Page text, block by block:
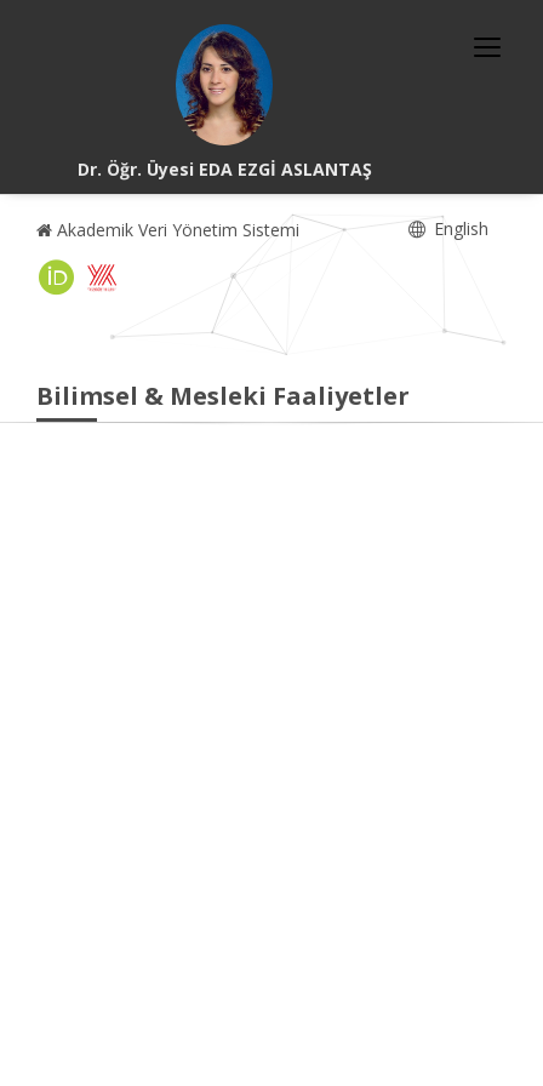
Dr. Öğr. Üyesi EDA EZGİ ASLANTAŞ
Akademik Veri Yönetim Sistemi English
Bilimsel & Mesleki Faaliyetler